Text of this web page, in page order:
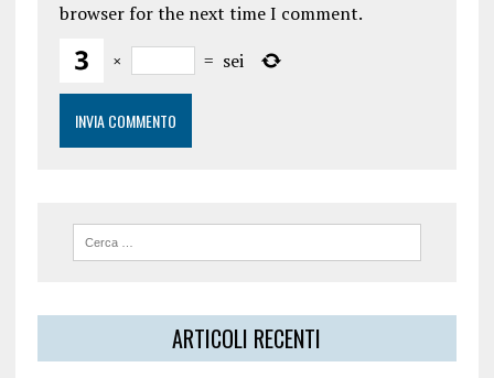
browser for the next time I comment.
×
= sei
ARTICOLI RECENTI